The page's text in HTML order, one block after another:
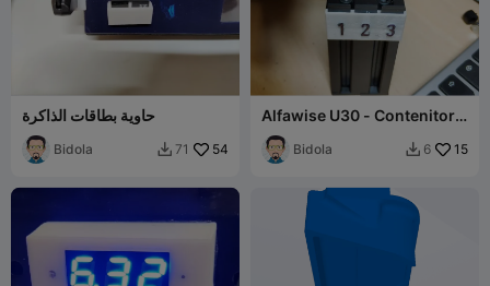
حاوية بطاقات الذاكرة
Bidola  71 54
Alfawise U30 - Contenitore
per MicroSd
Bidola  6 15